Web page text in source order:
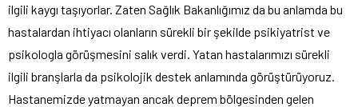
ilgili kaygı taşıyorlar. Zaten Sağlık Bakanlığımız da bu anlamda bu
hastalardan ihtiyacı olanların sürekli bir şekilde psikiyatrist ve
psikologla görüşmesini salık verdi. Yatan hastalarımızı sürekli
ilgili branşlarla da psikolojik destek anlamında görüştürüyoruz.
Hastanemizde yatmayan ancak deprem bölgesinden gelen